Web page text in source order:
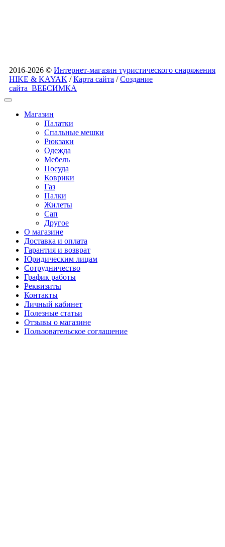
2016-2026 © Интернет-магазин туристического снаряжения
HIKE & KAYAK /Карта сайта /Создание
сайта ВЕБСИМКА
Магазин
Палатки
Спальные мешки
Рюкзаки
Одежда
Мебель
Посуда
Коврики
Газ
Палки
Жилеты
Сап
Другое
О магазине
Доставка и оплата
Гарантия и возврат
Юридическим лицам
Сотрудничество
График работы
Реквизиты
Контакты
Личный кабинет
Полезные статьи
Отзывы о магазине
Пользовательское соглашение